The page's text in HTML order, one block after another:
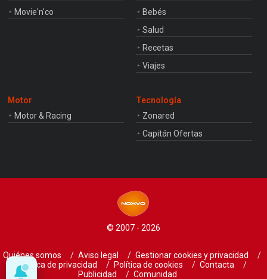
Movie'n'co
Bebés
Salud
Recetas
Viajes
Motor
Motor & Racing
Tecnología
Zonared
Capitán Ofertas
© 2007 - 2026
Quiénes somos Aviso legal
Gestionar cookies y privacidad
Política de privacidad
Política de cookies
Contacta
Publicidad
Comunidad